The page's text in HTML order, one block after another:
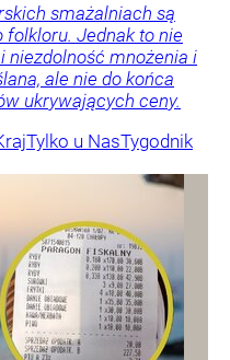
smażalniach są
Jednak to nie
niezdolność mnożenia i
ale nie do końca
ukrywających ceny.
Tylko u NasTygodnik